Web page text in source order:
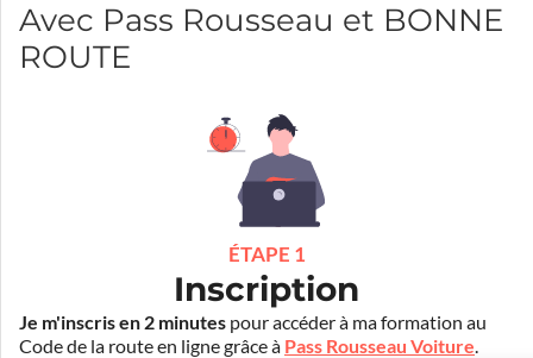
Avec Pass Rousseau et BONNE
ROUTE
ÉTAPE 1
Inscription
Je m'inscris en 2 minutes pour accéder à ma formation au
Code de la route en ligne grâce à Pass Rousseau Voiture.